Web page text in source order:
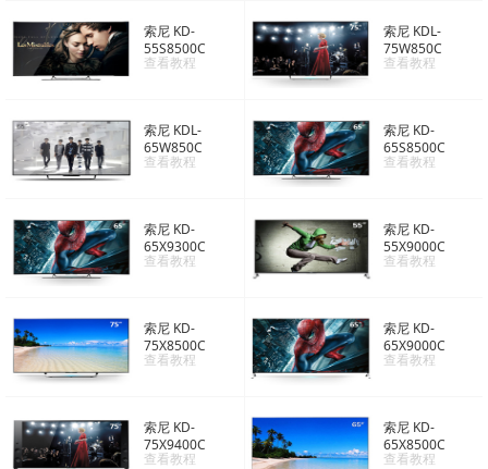
索尼 KD-
55S8500C
查看教程
索尼 KDL-
75W850C
查看教程
索尼 KDL-
65W850C
查看教程
索尼 KD-
65S8500C
查看教程
索尼 KD-
65X9300C
查看教程
索尼 KD-
55X9000C
查看教程
索尼 KD-
75X8500C
查看教程
索尼 KD-
65X9000C
查看教程
索尼 KD-
75X9400C
查看教程
索尼 KD-
65X8500C
查看教程